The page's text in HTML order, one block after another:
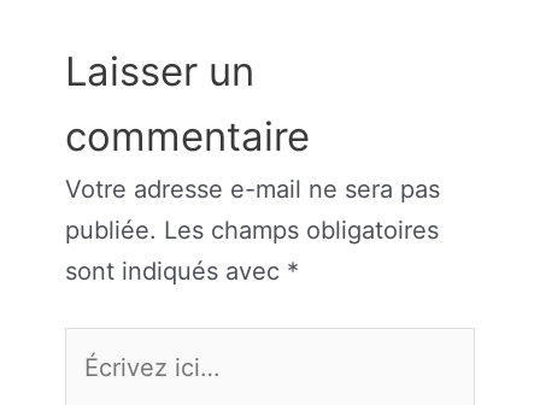
Laisser un
commentaire
Votre adresse e-mail ne sera pas
publiée. Les champs obligatoires
sont indiqués avec *
Écrivez